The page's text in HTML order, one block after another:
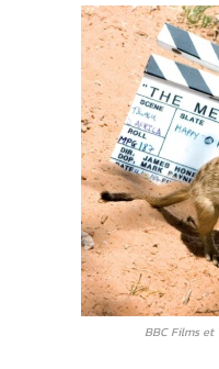
BBC Films et